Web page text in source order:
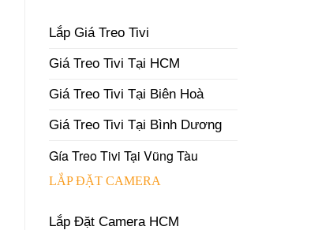
Lắp Giá Treo Tivi
Giá Treo Tivi Tại HCM
Giá Treo Tivi Tại Biên Hoà
Giá Treo Tivi Tại Bình Dương
Gía Treo Tivi Tại Vũng Tàu
LẮP ĐẶT CAMERA
Lắp Đặt Camera HCM